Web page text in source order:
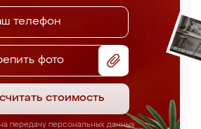
фото
стоимость
передачу персональных данных